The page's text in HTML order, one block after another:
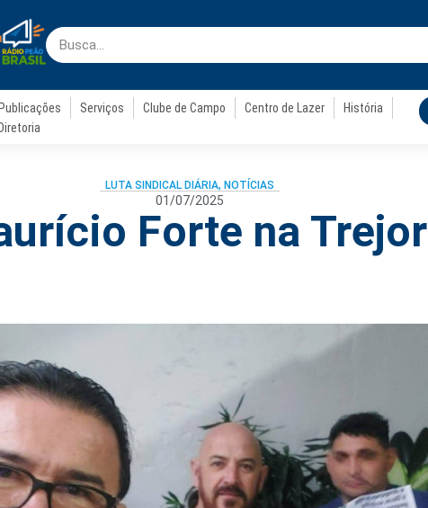
Publicações Serviços Clube de Campo Centro de Lazer
História
Diretoria
LUTA SINDICAL DIÁRIA, NOTÍCIAS
01/07/2025
Forte na Trejor